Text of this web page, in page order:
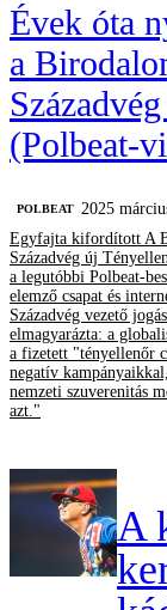
Évek óta
a
(Polbeat-
‎POLBEAT
2025
Egyfajta kifordított A
Századvég új
a legutóbbi Polbeat-
elemző csapat és
Századvég vezető
elmagyarázta: a
a fizetett "tényellenőr
negatív
nemzeti szuverenitás
azt."
A